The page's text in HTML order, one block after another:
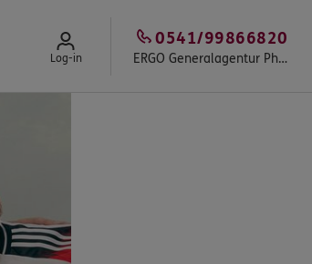
Log-in ERGO Generalagentur Philipp Kompa
0541/99866820